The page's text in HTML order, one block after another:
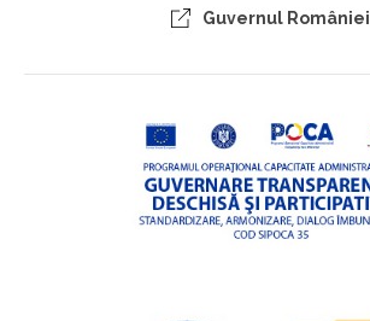
Guvernul României